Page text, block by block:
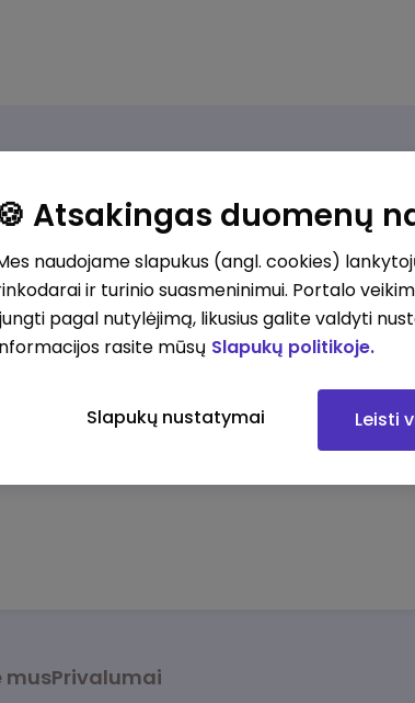
musPrivalumai
Atsakingas duomenų
naudojame slapukus (angl. cookies)
ir turinio suasmeninimui. Portalo
pagal nutylėjimą, likusius galite valdyti
rasite mūsų Slapukų politikoje.
Slapukų nustatymai Leisti